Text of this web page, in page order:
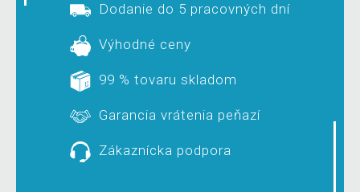
Dodanie do 5 pracovných dní
Výhodné ceny
99 % tovaru skladom
Garancia vrátenia peňazí
Zákaznícka podpora